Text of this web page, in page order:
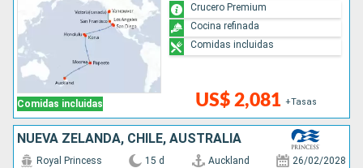
Comidas incluidas US$ 2,081 +Tasas
Crucero Premium
Cocina refinada
Comidas incluidas
NUEVA ZELANDA, CHILE, AUSTRALIA
Royal Princess 15 d Auckland 26/02/2028